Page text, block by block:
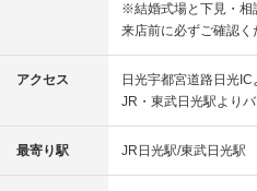
※結婚式場と下見・相
来店前に必ずご確認く
アクセス
日光宇都宮道路日光
JR・東武日光駅より
最寄り駅 JR日光駅/東武日光駅